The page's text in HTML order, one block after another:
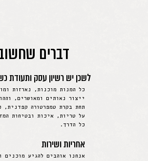
דברים
לשכן יש רשיון עסק ותעודת
כל המנות מוכנות, נארזות
ייצור נאותים ומאושרים,
תחת בקרת טמפרטורה קפדנית,
על טריות, איכות ובטיחות
כל הדרך.
אחריות ושירות
אנחנו אוהבים להגיע מוכנים